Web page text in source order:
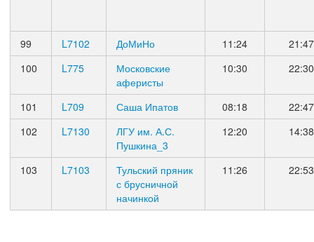
99 L7102 ДоМиНо 11:24
21:47
100
L775
Московские
аферисты
10:30 22:30
101 L709 Саша Ипатов 08:18
22:47
102
L7130
ЛГУ им. А.С.
Пушкина_3
12:20 14:38
103 L7103
Тульский пряник
с брусничной
начинкой
11:26 22:53